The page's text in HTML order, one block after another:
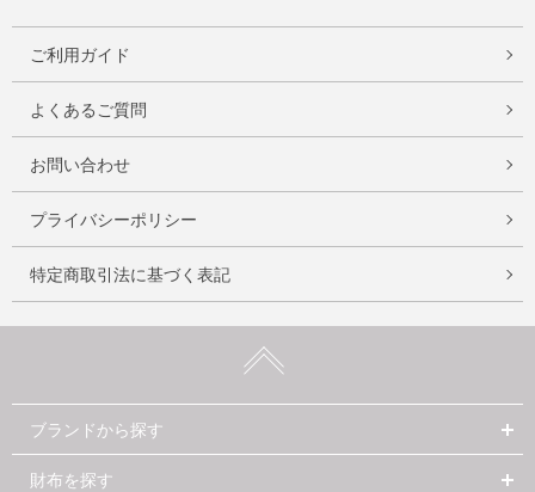
ご利用ガイド
よくあるご質問
お問い合わせ
プライバシーポリシー
特定商取引法に基づく表記
ブランドから探す
財布を探す